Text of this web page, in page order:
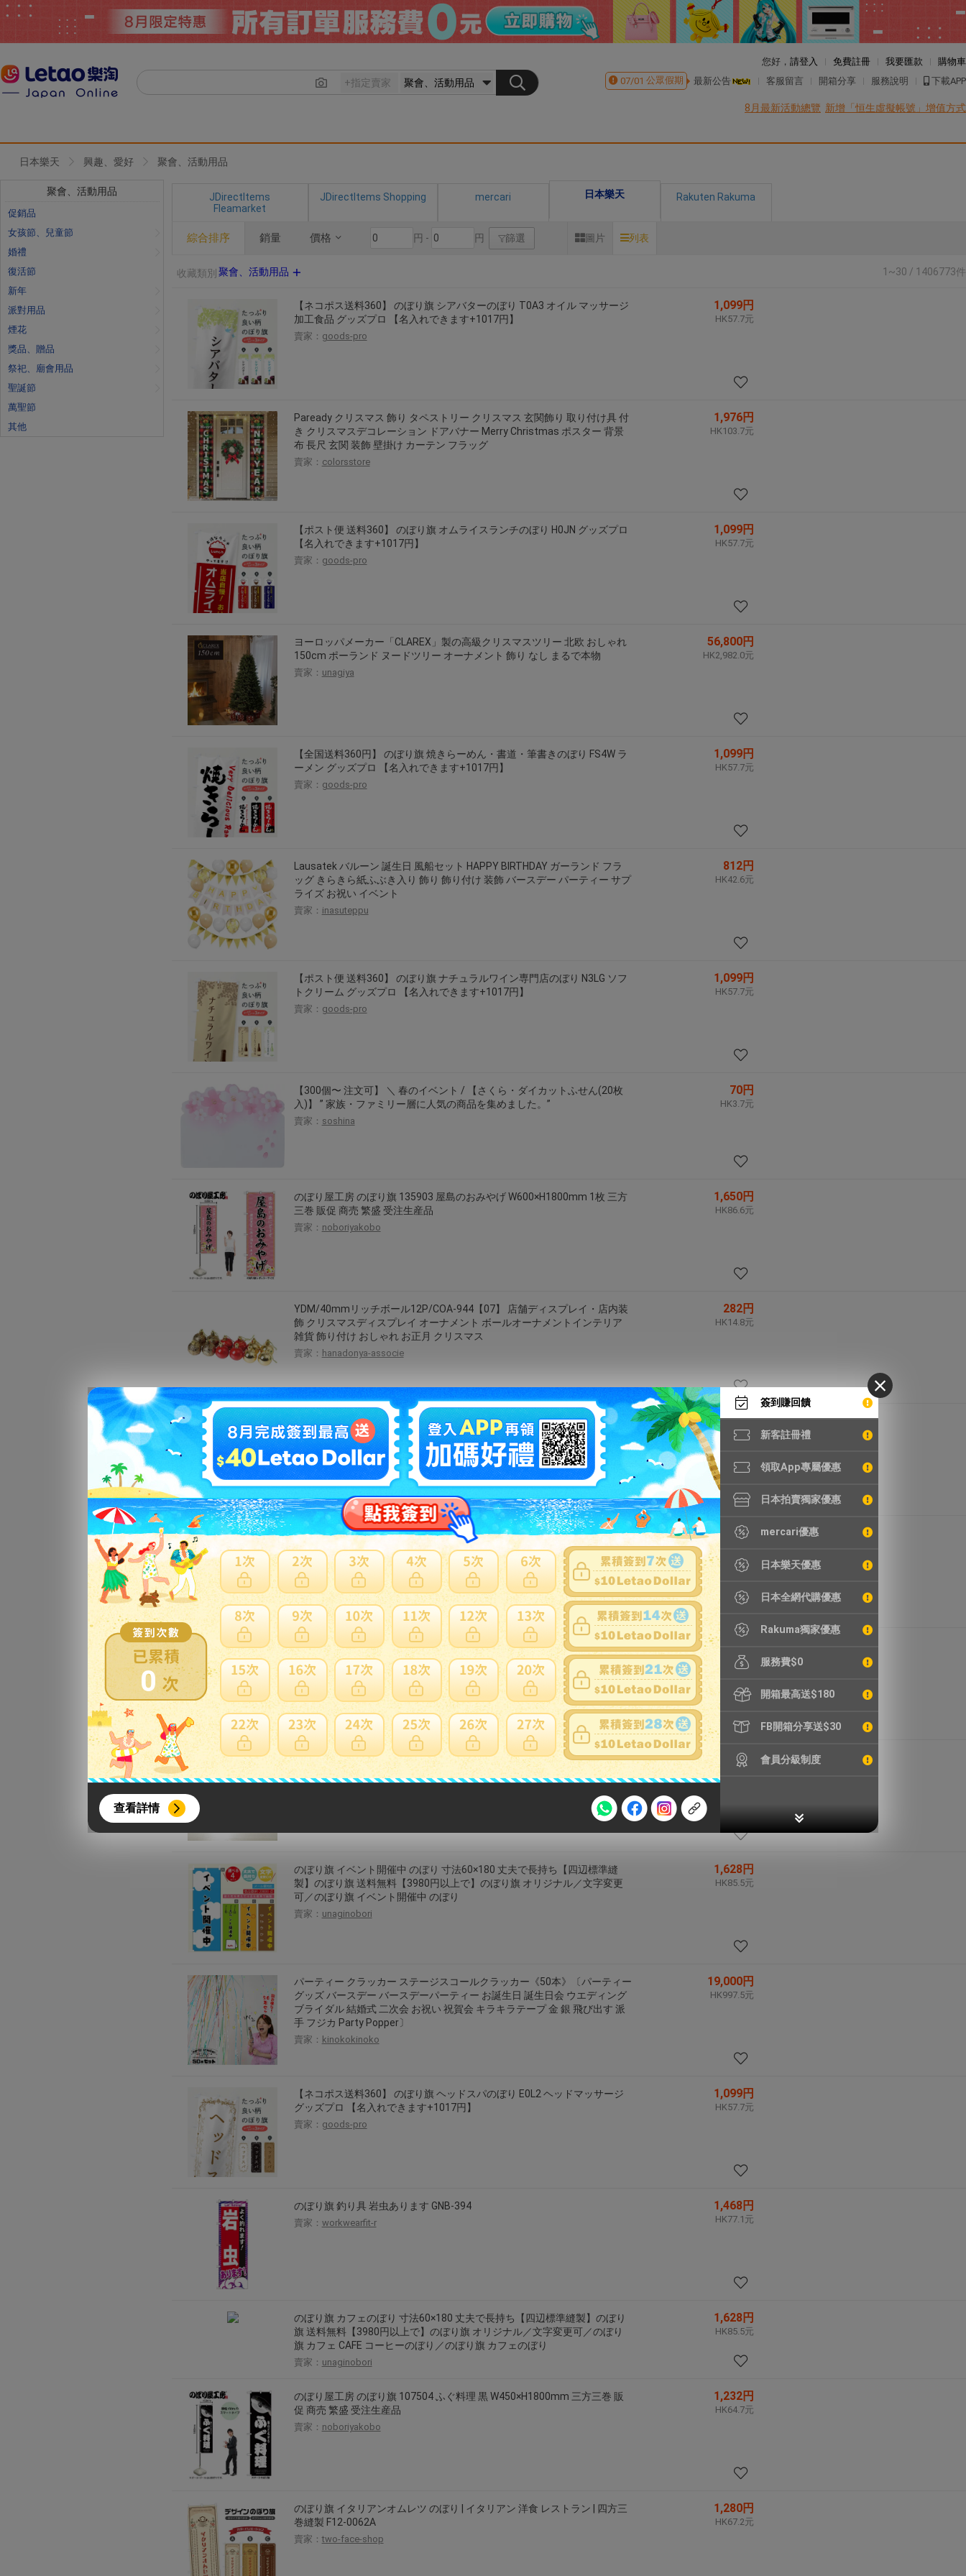
0
注意事項
【8月簽到活動】
活動期間：
2026年8月1日上午00:00開始至2026年8月31日晚上23:59結束。
本月每完成簽到7次 ，系統會即時發放「$10 Letao Dollar」至會員帳戶中。
本月簽到活動最多可獲得「$40 Letao Dollar」。
會員需完成手機認證才可參加本活動，若要參加APP加碼活動，可掃瞄QRcode下載APP。
Letao Dollar使用規則：
Letao Dollar使用期限至發放後第30日之晚上23:59。
Letao Dollar不可用於購買商品為「門票、優惠券、住宿券、禮券、儲值卡……等等」、48小時外付款、
類現金商品、日本寄日本之訂單。
使用Letao Dollar之委託單，如因價格不符、缺貨、非Letao因素(退貨不會歸還)退單者，退回的Letao
Dollar使用期限不會延長。
Letao 保有所有變更、修改或提前終止之權利，如有變更恕不另行通知，將以官網公告為準。
查看詳情
簽到賺回饋
新客註冊禮
領取App專屬優惠
日本拍賣獨家優惠
mercari優惠
日本樂天優惠
日本全網代購優惠
Rakuma獨家優惠
服務費$0
開箱最高送$180
FB開箱分享送$30
會員分級制度
您好， 請登入 免費註冊 我要匯款
購物車
07/01 公眾假期 最新公告 客服留言 開箱分享 服務說明 下載APP
8月最新活動總覽 新增「恒生虛擬帳號」增值方式
日本樂天 興趣、愛好 聚會、活動用品
聚會、活動用品
促銷品
女孩節、兒童節
婚禮
復活節
新年
派對用品
煙花
獎品、贈品
祭祀、廟會用品
聖誕節
萬聖節
其他
JDirectItems
Fleamarket
JDirectItems Shopping mercari 日本樂天 Rakuten Rakuma
綜合排序 銷量 價格 円 - 円 篩選 圖片 列表
收藏類別 聚會、活動用品 1~30 / 1406773件
【ネコポス送料360】 のぼり旗 シアバターのぼり T0A3 オイル マッサージ
加工食品 グッズプロ 【名入れできます+1017円】
賣家： goods-pro
1,099円
HK57.7元
Paready クリスマス 飾り タペストリー クリスマス 玄関飾り 取り付け具 付
き クリスマスデコレーション ドアバナー Merry Christmas ポスター 背景
布 長尺 玄関 装飾 壁掛け カーテン フラッグ
賣家： colorsstore
1,976円
HK103.7元
【ポスト便 送料360】 のぼり旗 オムライスランチのぼり H0JN グッズプロ
【名入れできます+1017円】
賣家： goods-pro
1,099円
HK57.7元
ヨーロッパメーカー「CLAREX」製の高級クリスマスツリー 北欧 おしゃれ
150cm ポーランド ヌードツリー オーナメント 飾り なし まるで本物
賣家： unagiya
56,800円
HK2,982.0元
【全国送料360円】 のぼり旗 焼きらーめん・書道・筆書きのぼり FS4W ラ
ーメン グッズプロ 【名入れできます+1017円】
賣家： goods-pro
1,099円
HK57.7元
Lausatek バルーン 誕生日 風船セット HAPPY BIRTHDAY ガーランド フラ
ッグ きらきら紙ふぶき入り 飾り 飾り付け 装飾 バースデー パーティー サプ
ライズ お祝い イベント
賣家： inasuteppu
812円
HK42.6元
【ポスト便 送料360】 のぼり旗 ナチュラルワイン専門店のぼり N3LG ソフ
トクリーム グッズプロ 【名入れできます+1017円】
賣家： goods-pro
1,099円
HK57.7元
【300個〜 注文可】 ＼ 春のイベント / 【さくら・ダイカットふせん(20枚
入)】 ” 家族・ファミリー層に人気の商品を集めました。”
賣家： soshina
70円
HK3.7元
のぼり屋工房 のぼり旗 135903 屋島のおみやげ W600×H1800mm 1枚 三方
三巻 販促 商売 繁盛 受注生産品
賣家： noboriyakobo
1,650円
HK86.6元
YDM/40mmリッチボール12P/COA-944【07】 店舗ディスプレイ・店内装
飾 クリスマスディスプレイ オーナメント ボールオーナメントインテリア
雑貨 飾り付け おしゃれ お正月 クリスマス
賣家： hanadonya-associe
282円
HK14.8元
送料無料 ハロウィンデコレーション バット提灯 和紙提灯 折り畳み式ちょ
うちん オレンジ ハロウィンランタン パンプキンランタン ハロウィンラン
タン 折りたたみランタン コウモリランタン ゴースト ゴブリン パンプキン
ランタン フェスティバル パーティー 飾り
賣家：asuka1987
1,620円
HK85.1元
クマ ベア バレエ 発表会 お祝い 結婚式 バルーン 電報 誕生日 ギフト プレゼ
ント ブーケ 出産祝い 記念日 風船 入学祝い 卒業祝い 合格祝い 祝電 贈り物
入園 卒園 開店祝い バースデー パーティー ウェルカムドール ひょこひょこ
バレエベア2バルーンインプチセット
賣家：wac-up
8,296円
HK435.5元
PATIKIL バーラップリボン 幅6.3cm x 長さ27M ナチュラル ジュートワイヤ
ーリボン 手芸 花束 ギフト包装 クリスマス ハロウィン パーティー 誕生日
結婚式 DIYクラフト ギフトラッピング用 緑
賣家： sotenco
2,781円
HK146.0元
ハッピーハロウィン バナー W150×H10cm【ハロウィン パンプキン 吊り飾
り 装飾 天井 壁 デコレーション バナー 飾り付け オレンジ グッズ】定形外
発送可1p320円 マジックナイト RJ1272
468円
HK24.6元
のぼり旗 イベント開催中 のぼり 寸法60×180 丈夫で長持ち【四辺標準縫
製】のぼり旗 送料無料【3980円以上で】のぼり旗 オリジナル／文字変更
可／のぼり旗 イベント開催中 のぼり
賣家： unaginobori
1,628円
HK85.5元
パーティー クラッカー ステージスコールクラッカー《50本》〔パーティー
グッズ バースデー バースデーパーティー お誕生日 誕生日会 ウエディング
ブライダル 結婚式 二次会 お祝い 祝賀会 キラキラテープ 金 銀 飛び出す 派
手 フジカ Party Popper〕
賣家： kinokokinoko
19,000円
HK997.5元
【ネコポス送料360】 のぼり旗 ヘッドスパのぼり E0L2 ヘッドマッサージ
グッズプロ 【名入れできます+1017円】
賣家： goods-pro
1,099円
HK57.7元
のぼり旗 釣り具 岩虫あります GNB-394
賣家： workwearfit-r
1,468円
HK77.1元
のぼり旗 カフェのぼり 寸法60×180 丈夫で長持ち【四辺標準縫製】のぼり
旗 送料無料【3980円以上で】のぼり旗 オリジナル／文字変更可／のぼり
旗 カフェ CAFE コーヒーのぼり／のぼり旗 カフェのぼり
賣家： unaginobori
1,628円
HK85.5元
のぼり屋工房 のぼり旗 107504 ふぐ料理 黒 W450×H1800mm 三方三巻 販
促 商売 繁盛 受注生産品
賣家： noboriyakobo
1,232円
HK64.7元
のぼり旗 イタリアンオムレツ のぼり | イタリアン 洋食 レストラン | 四方三
巻縫製 F12-0062A
賣家：two-face-shop
1,280円
HK67.2元